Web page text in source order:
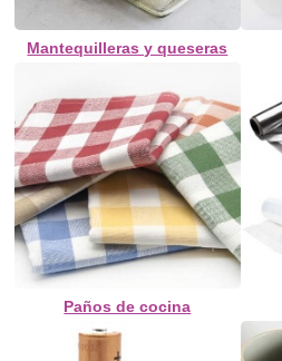
Mantequilleras y queseras
Paños de cocina